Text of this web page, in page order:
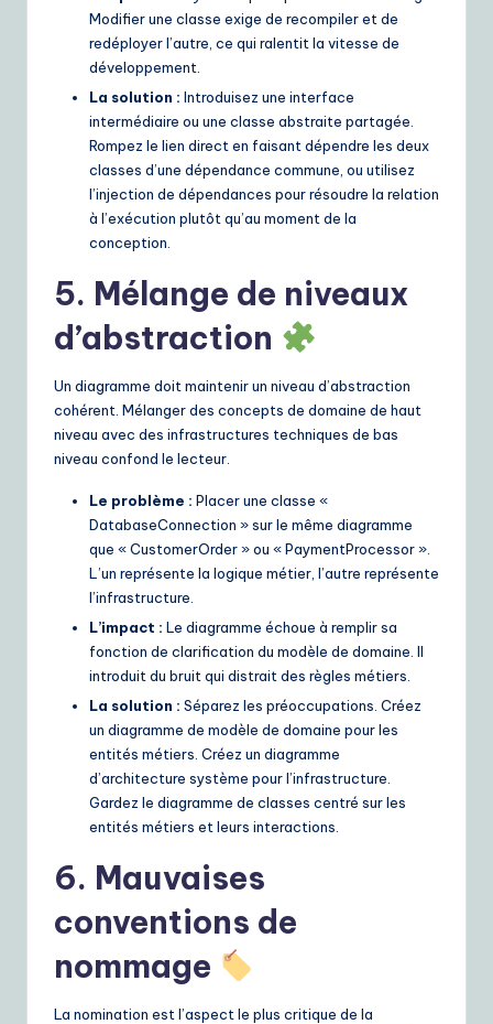
Modifier une classe exige de recompiler et de
redéployer l’autre, ce qui ralentit la vitesse de
développement.
La solution : Introduisez une interface
intermédiaire ou une classe abstraite partagée.
Rompez le lien direct en faisant dépendre les deux
classes d’une dépendance commune, ou utilisez
l’injection de dépendances pour résoudre la relation
à l’exécution plutôt qu’au moment de la
conception.
5. Mélange de niveaux
d’abstraction
Un diagramme doit maintenir un niveau d’abstraction
cohérent. Mélanger des concepts de domaine de haut
niveau avec des infrastructures techniques de bas
niveau confond le lecteur.
Le problème : Placer une classe «
DatabaseConnection » sur le même diagramme
que « CustomerOrder » ou « PaymentProcessor ».
L’un représente la logique métier, l’autre représente
l’infrastructure.
L’impact : Le diagramme échoue à remplir sa
fonction de clarification du modèle de domaine. Il
introduit du bruit qui distrait des règles métiers.
La solution : Séparez les préoccupations. Créez
un diagramme de modèle de domaine pour les
entités métiers. Créez un diagramme
d’architecture système pour l’infrastructure.
Gardez le diagramme de classes centré sur les
entités métiers et leurs interactions.
6. Mauvaises
conventions de
nommage
La nomination est l’aspect le plus critique de la